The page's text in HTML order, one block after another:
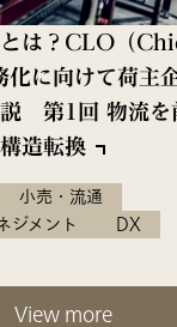
とは？CLO（
に向けて荷主
第1回 物流を
造転換
小売・流通
ジメント
DX
View more